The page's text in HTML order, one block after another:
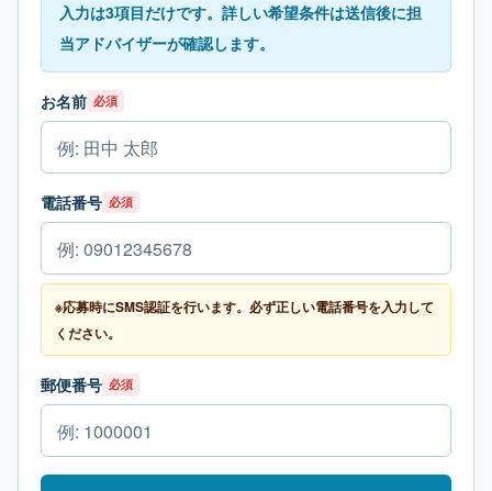
入力は3項目だけです。詳しい希望条件は送信後に担
当アドバイザーが確認します。
お名前 必須
電話番号 必須
※応募時にSMS認証を行います。必ず正しい電話番号を入力して
ください。
郵便番号 必須